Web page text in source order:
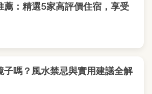
薦：精選5家高評價住宿，享受
子嗎？風水禁忌與實用建議全解